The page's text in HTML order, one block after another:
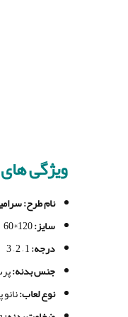
ویژگی
نام طرح: سرامیک
سایز:
درجه:
1 – 2 – 3
جنس بدنه:
نوع لعاب: